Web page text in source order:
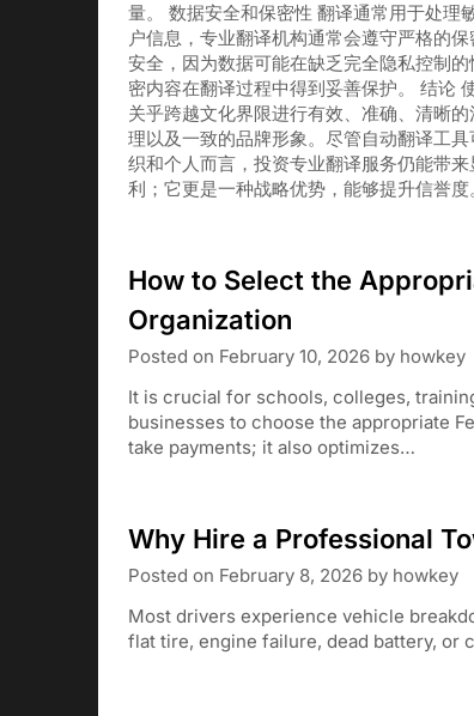
量。 数据安全和保密性 翻译通常用于处理
户信息，专业翻译机构通常会遵守严格的
安全，因为数据可能在缺乏完全隐私控制
密内容在翻译过程中得到妥善保护。 结论
关乎跨越文化界限进行有效、准确、清晰
理以及一致的品牌形象。尽管自动翻译工
织和个人而言，投资专业翻译服务仍能带
利；它更是一种战略优势，能够提升信誉度
How to Select the
Organization
Posted on February 10, 2026 by howkey
It is crucial for schools, colleges,
businesses to choose the appropriate
take payments; it also optimizes…
Why Hire a Professional
Posted on February 8, 2026 by howkey
Most drivers experience vehicle
flat tire, engine failure, dead battery, or